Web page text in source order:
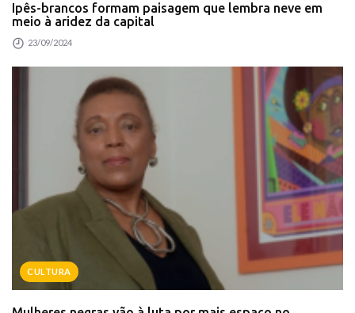
Ipês-brancos formam paisagem que lembra neve em
meio à aridez da capital
23/09/2024
CULTURA